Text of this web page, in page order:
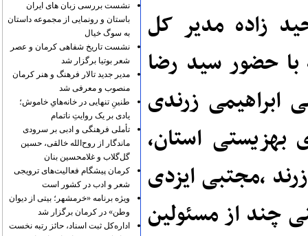
زاده مدیر کل
با حضور سید رضا
ابراهیمی زرندی
بهزیستی استان،
،مجتبی ایزدی
چند از مسئولین
نشست بررسی زبان های ایران
باستان و رونمایی از مجموعه داستان
به سوگ خیال
نشست تاریخ شفاهی کرمان و عصر
شعر بوتیا برگزار شد
مدیر جدید تالار فرهنگ و هنر کرمان
منصوب و معرفی شد
طنینِ تنهایی در خانه‌هایِ خاموش؛
یادی بر یک روایتِ ناتمام
تأملی فرهنگی و ادبی بر سرودی
ماندگار از روح‌الله خالقی، حسین
گل‌گلاب و غلامحسین بنان
کرمان پیشگام فعالیت‌های ترویجی
شعر و ادب در کشور است
ویژه برنامه «خرمشهر؛ بیتی از دیوان
وطن» در کرمان برگزار شد
اداره‌کل ثبت اسناد، حائز رتبه نخست